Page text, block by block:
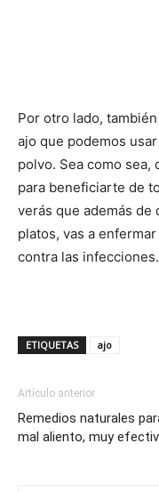
Por otro lado,
ajo que podemos
polvo. Sea como
para beneficiarte de
verás que además de
platos, vas a
contra las infecciones.
ETIQUETAS ajo
Artículo anterior
Remedios naturales
mal aliento, muy